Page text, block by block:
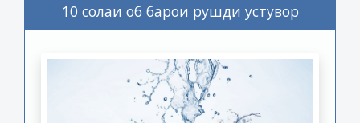
10 солаи об барои рушди устувор